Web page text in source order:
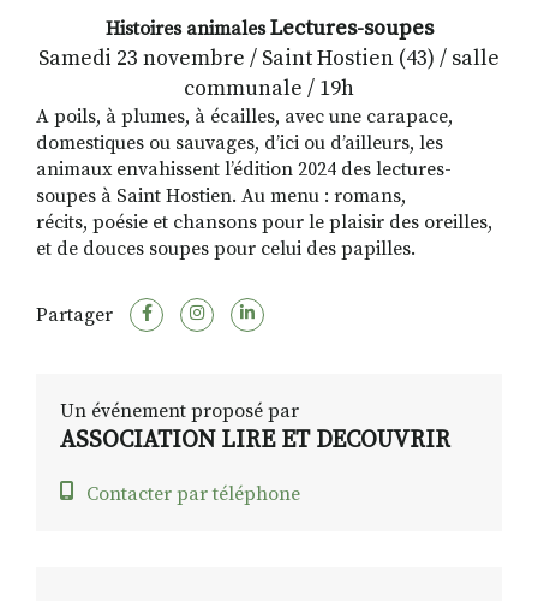
Histoires animalesLectures-soupes
Samedi 23 novembre / Saint Hostien (43) / salle
communale / 19h
A poils, à plumes, à écailles, avec une carapace,
domestiques ou sauvages, d’ici ou d’ailleurs, les
animaux envahissent l’édition 2024 des lectures-
soupes à Saint Hostien. Au menu : romans,
récits, poésie et chansons pour le plaisir des oreilles,
et de douces soupes pour celui des papilles.
Partager
Un événement proposé par
ASSOCIATION LIRE ET DECOUVRIR
Contacter par téléphone